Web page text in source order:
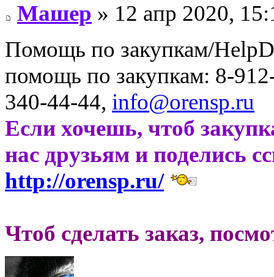
Машер » 12 апр 2020,
Помощь по закупкам/
помощь по закупкам: 8-
340-44-44, info@orensp.ru
Если хочешь, чтоб
нас друзьям и поделись
http://orensp.ru/
Чтоб сделать заказ,